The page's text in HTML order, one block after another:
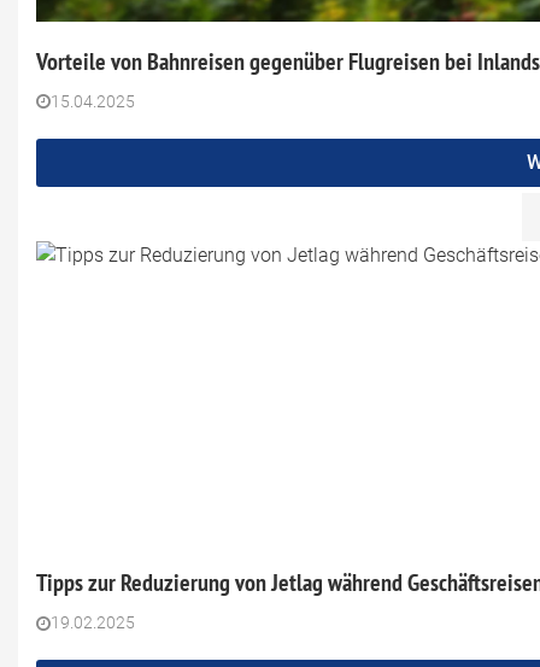
Vorteile von Bahnreisen gegenüber Flugreisen bei
15.04.2025
Tipps zur Reduzierung von Jetlag während
19.02.2025